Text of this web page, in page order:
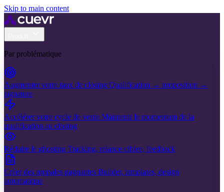
Skip to main content
Par problématique
Augmenter votre taux de closing Qualification → proposition →
signature
Accélérer votre cycle de vente Maintenir le momentum de la
qualification au closing
Réduire le ghosting Tracking, relance ciblee, feedback
Créer des propales gagnantes Builder, templates, design
automatique